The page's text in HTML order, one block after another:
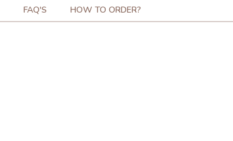
FAQ'S HOW TO ORDER?